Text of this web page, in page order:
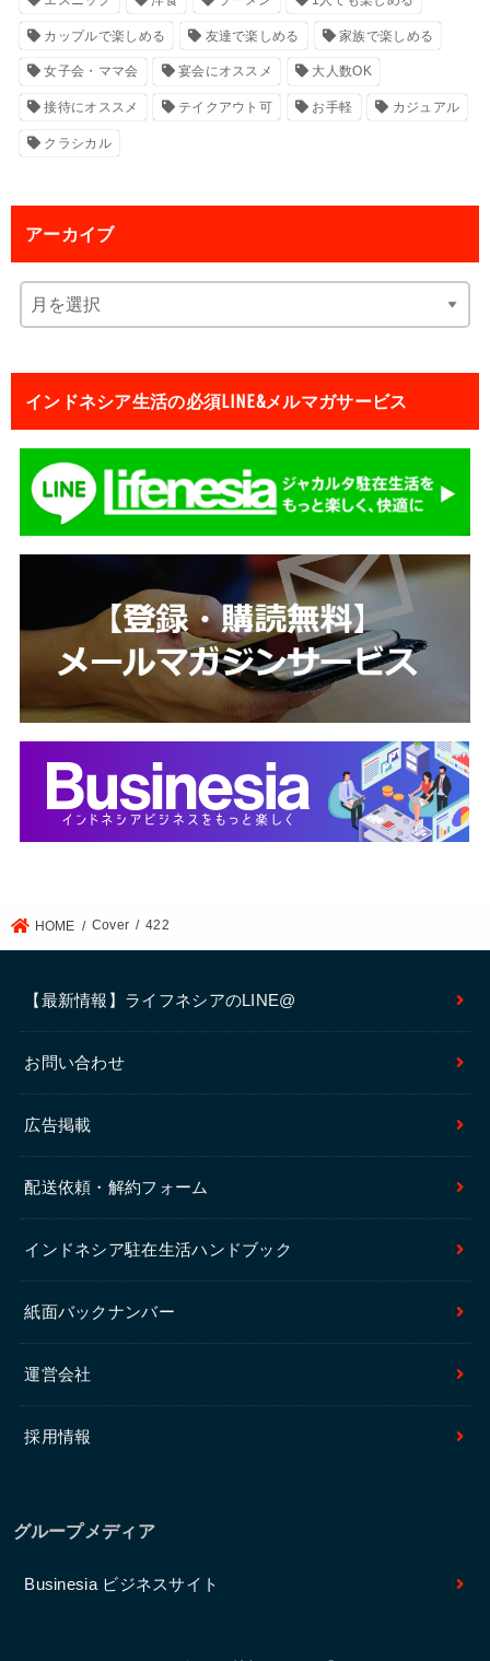
カップルで楽しめる 友達で楽しめる 家族で楽しめる
女子会・ママ会 宴会にオススメ 大人数OK
接待にオススメ テイクアウト可 お手軽 カジュアル
クラシカル
アーカイブ
インドネシア生活の必須LINE&メルマガサービス
HOME Cover 422
【最新情報】ライフネシアのLINE@
お問い合わせ
広告掲載
配送依頼・解約フォーム
インドネシア駐在生活ハンドブック
紙面バックナンバー
運営会社
採用情報
グループメディア
Businesia ビジネスサイト